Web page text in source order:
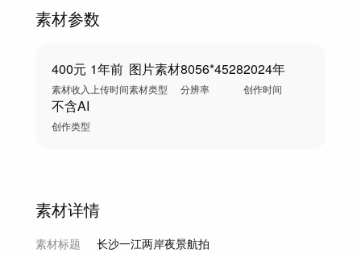
素材参数
400元
素材收入
1年前
上传时间
图片素材
素材类型
8056*4528
分辨率
2024年
创作时间
不含AI
创作类型
素材详情
素材标题
长沙一江两岸夜景航拍